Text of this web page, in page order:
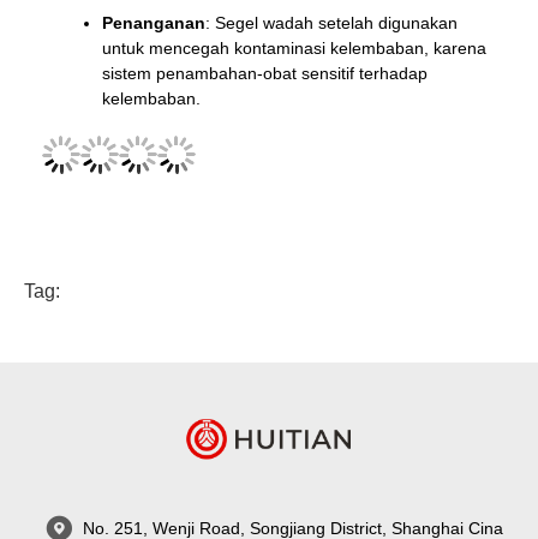
Penanganan: Segel wadah setelah digunakan
untuk mencegah kontaminasi kelembaban, karena
sistem penambahan-obat sensitif terhadap
kelembaban.
Tag:
No. 251, Wenji Road, Songjiang District, Shanghai Cina